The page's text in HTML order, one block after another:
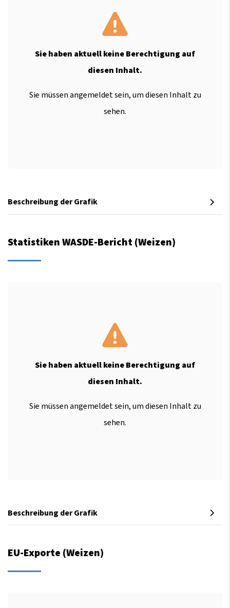
Sie haben aktuell keine Berechtigung auf
diesen Inhalt.
Sie müssen angemeldet sein, um diesen Inhalt zu
sehen.
Beschreibung der Grafik
Statistiken WASDE-Bericht (Weizen)
Sie haben aktuell keine Berechtigung auf
diesen Inhalt.
Sie müssen angemeldet sein, um diesen Inhalt zu
sehen.
Beschreibung der Grafik
EU-Exporte (Weizen)